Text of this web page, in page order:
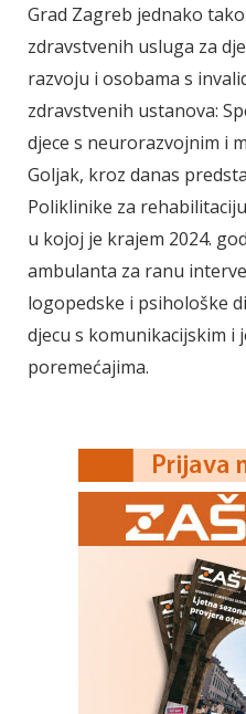
Grad Zagreb jednako
zdravstvenih usluga za
razvoju i osobama s
zdravstvenih ustanova:
djece s neurorazvojnim i
Goljak, kroz danas
Poliklinike za
u kojoj je krajem 2024.
ambulanta za ranu
logopedske i psihološke
djecu s komunikacijskim i
poremećajima.